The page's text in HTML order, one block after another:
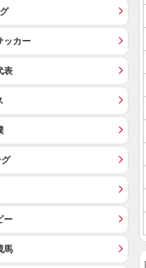
ッカー
表
ー
馬